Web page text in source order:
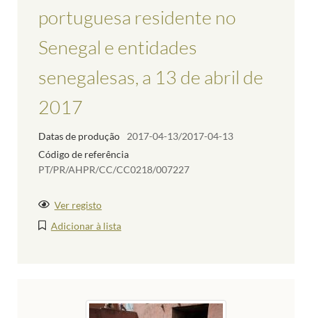
portuguesa residente no
Senegal e entidades
senegalesas, a 13 de abril de
2017
Datas de produção
2017-04-13/2017-04-13
Código de referência
PT/PR/AHPR/CC/CC0218/007227
Ver registo
Adicionar à lista